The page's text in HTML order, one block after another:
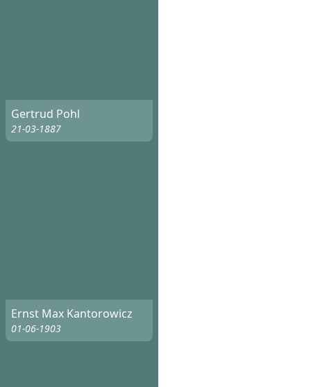
Gertrud Pohl
21-03-1887
Ernst Max Kantorowicz
01-06-1903